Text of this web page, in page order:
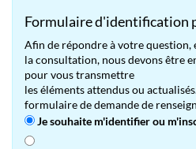
Formulaire d'identification
Afin de répondre à votre question,
la consultation, nous devons être
pour vous transmettre
les éléments attendus ou
formulaire de demande de
Je souhaite m'identifier ou